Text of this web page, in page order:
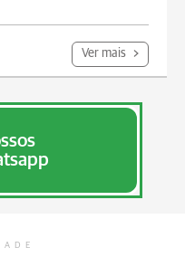
Ver mais